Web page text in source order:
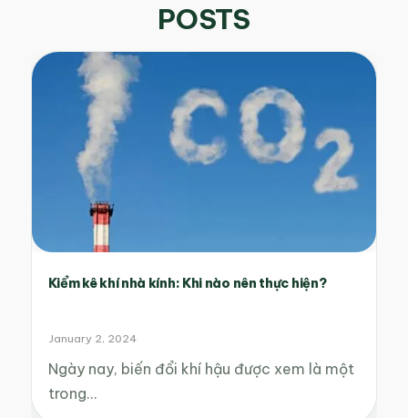
POSTS
Kiểm kê khí nhà kính: Khi nào nên thực hiện?
January 2, 2024
Ngày nay, biến đổi khí hậu được xem là một
trong…